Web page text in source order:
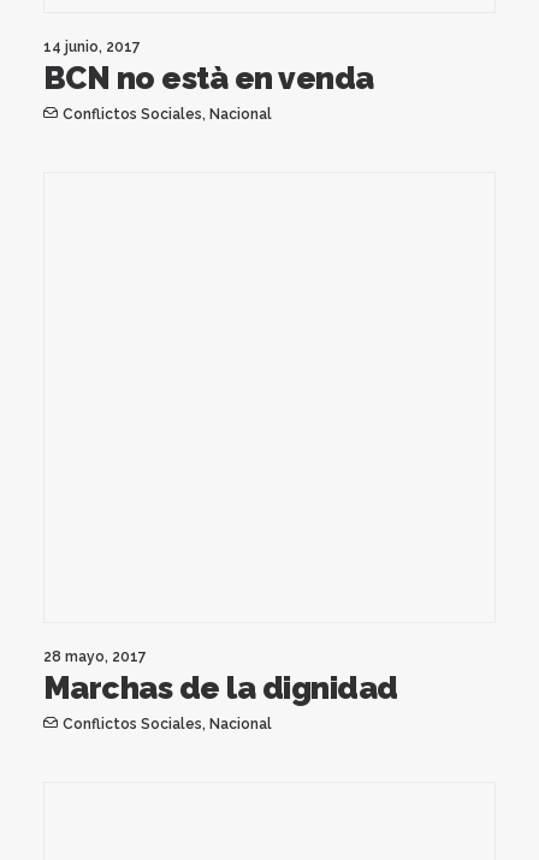
14 junio, 2017
BCN no està en venda
Conflictos Sociales, Nacional
28 mayo, 2017
Marchas de la dignidad
Conflictos Sociales, Nacional